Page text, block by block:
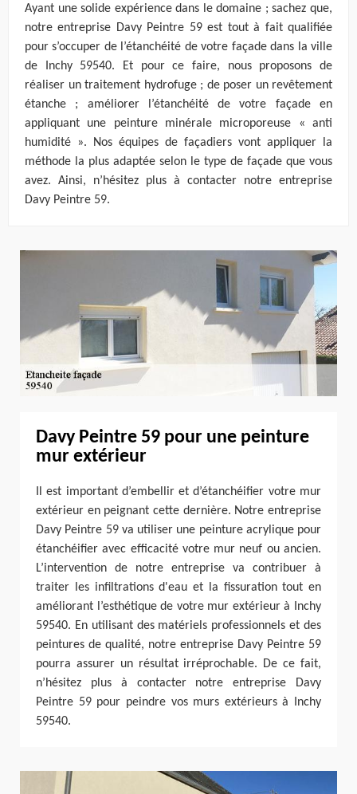
Ayant une solide expérience dans le domaine ; sachez que,
notre entreprise Davy Peintre 59 est tout à fait qualifiée
pour s’occuper de l’étanchéité de votre façade dans la ville
de Inchy 59540. Et pour ce faire, nous proposons de
réaliser un traitement hydrofuge ; de poser un revêtement
étanche ; améliorer l’étanchéité de votre façade en
appliquant une peinture minérale microporeuse « anti
humidité ». Nos équipes de façadiers vont appliquer la
méthode la plus adaptée selon le type de façade que vous
avez. Ainsi, n’hésitez plus à contacter notre entreprise
Davy Peintre 59.
Davy Peintre 59 pour une peinture
mur extérieur
Il est important d’embellir et d’étanchéifier votre mur
extérieur en peignant cette dernière. Notre entreprise
Davy Peintre 59 va utiliser une peinture acrylique pour
étanchéifier avec efficacité votre mur neuf ou ancien.
L’intervention de notre entreprise va contribuer à
traiter les infiltrations d'eau et la fissuration tout en
améliorant l’esthétique de votre mur extérieur à Inchy
59540. En utilisant des matériels professionnels et des
peintures de qualité, notre entreprise Davy Peintre 59
pourra assurer un résultat irréprochable. De ce fait,
n’hésitez plus à contacter notre entreprise Davy
Peintre 59 pour peindre vos murs extérieurs à Inchy
59540.